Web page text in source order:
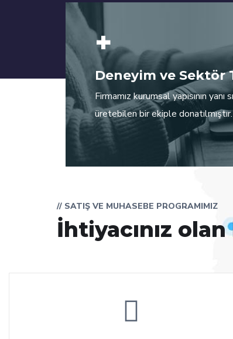
+
Deneyim ve Sektör
Firmamız kurumsal yapısının yanı
üretebilen bir ekiple donatılmıştır.
// SATIŞ VE MUHASEBE PROGRAMIMIZ
İhtiyacınız